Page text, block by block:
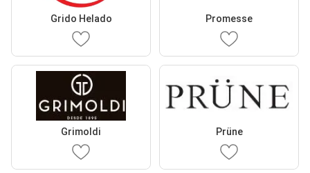
Grido Helado Promesse
Grimoldi Prüne